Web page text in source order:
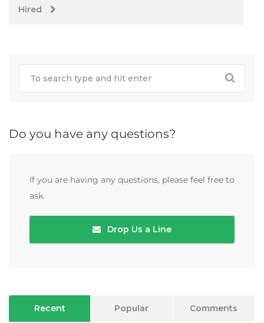
Hired
Do you have any questions?
If you are having any questions, please feel free to
ask.
Drop Us a Line
Recent Popular Comments